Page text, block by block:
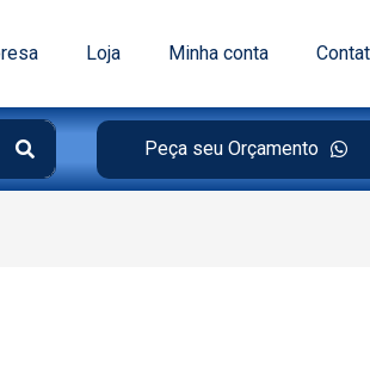
Loja Minha conta
Peça seu Orçamento